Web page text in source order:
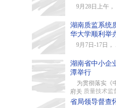
9月28日上午，
湖南质监系统
华大学顺利举
9月7日-17日，
湖南省中小企
潭举行
为贯彻落实《
府关 质量技术监
省局领导督查